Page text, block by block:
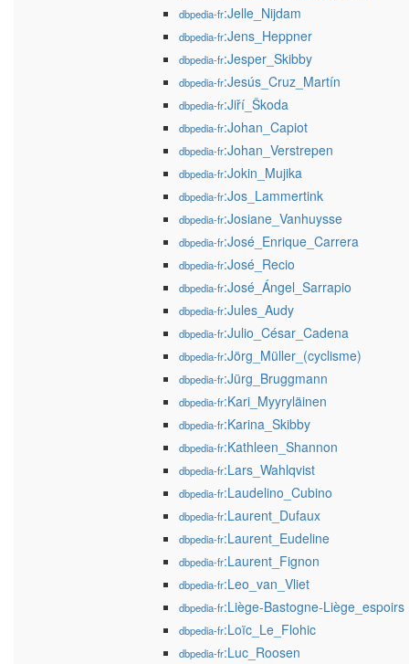
dbpedia-fr:Jelle_Nijdam
dbpedia-fr:Jens_Heppner
dbpedia-fr:Jesper_Skibby
dbpedia-fr:Jesús_Cruz_Martín
dbpedia-fr:Jiří_Škoda
dbpedia-fr:Johan_Capiot
dbpedia-fr:Johan_Verstrepen
dbpedia-fr:Jokin_Mujika
dbpedia-fr:Jos_Lammertink
dbpedia-fr:Josiane_Vanhuysse
dbpedia-fr:José_Enrique_Carrera
dbpedia-fr:José_Recio
dbpedia-fr:José_Ángel_Sarrapio
dbpedia-fr:Jules_Audy
dbpedia-fr:Julio_César_Cadena
dbpedia-fr:Jörg_Müller_(cyclisme)
dbpedia-fr:Jürg_Bruggmann
dbpedia-fr:Kari_Myyryläinen
dbpedia-fr:Karina_Skibby
dbpedia-fr:Kathleen_Shannon
dbpedia-fr:Lars_Wahlqvist
dbpedia-fr:Laudelino_Cubino
dbpedia-fr:Laurent_Dufaux
dbpedia-fr:Laurent_Eudeline
dbpedia-fr:Laurent_Fignon
dbpedia-fr:Leo_van_Vliet
dbpedia-fr:Liège-Bastogne-Liège_espoirs
dbpedia-fr:Loïc_Le_Flohic
dbpedia-fr:Luc_Roosen